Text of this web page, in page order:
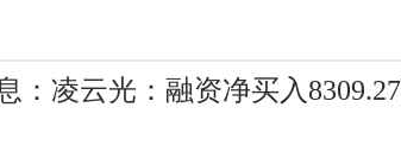
：凌云光：融资净买入